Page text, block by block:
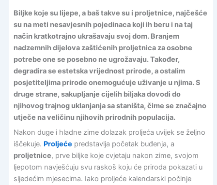
Biljke koje su lijepe, a baš takve su i proljetnice, najčešće
su na meti nesavjesnih pojedinaca koji ih beru i na taj
način kratkotrajno ukrašavaju svoj dom. Branjem
nadzemnih dijelova zaštićenih proljetnica za osobne
potrebe one se posebno ne ugrožavaju. Također,
degradira se estetska vrijednost prirode, a ostalim
posjetiteljima prirode onemogućuje uživanje u njima. S
druge strane, sakupljanje cijelih biljaka dovodi do
njihovog trajnog uklanjanja sa staništa, čime se značajno
utječe na veličinu njihovih prirodnih populacija.
Nakon duge i hladne zime dolazak proljeća uvijek se željno
iščekuje. Proljeće predstavlja početak buđenja, a
proljetnice, prve biljke koje cvjetaju nakon zime, svojom
ljepotom navješćuju svu raskoš koju će priroda pokazati u
sljedećim mjesecima. Iako proljeće kalendarski počinje